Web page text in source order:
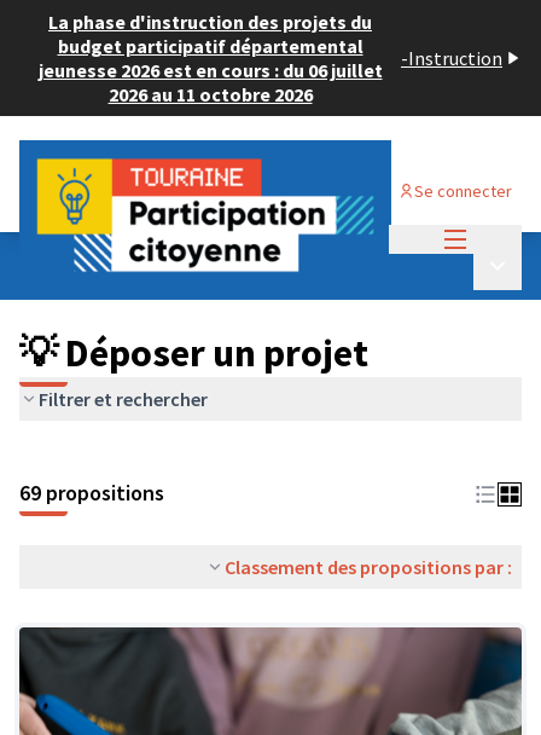
La phase d'instruction des projets du
budget participatif départemental
jeunesse 2026 est en cours : du 06 juillet
2026 au 11 octobre 2026
-Instruction
Se connecter
Budget Participatif ADULTE 2024
💡 Déposer un projet
💡 Déposer un projet
Filtrer et rechercher
69 propositions
Classement des propositions par :